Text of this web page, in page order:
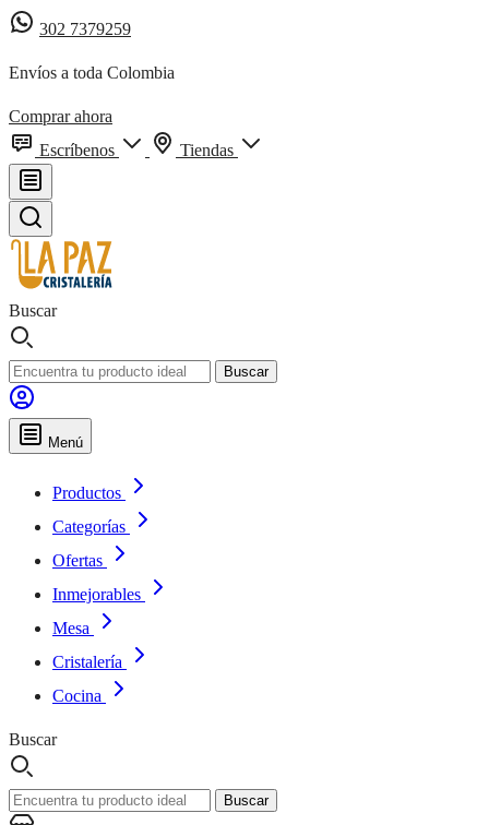
302 7379259
Envíos a toda Colombia
Comprar ahora
Escríbenos
Tiendas
Buscar
Buscar
Menú
Productos
Categorías
Ofertas
Inmejorables
Mesa
Cristalería
Cocina
Buscar
Buscar